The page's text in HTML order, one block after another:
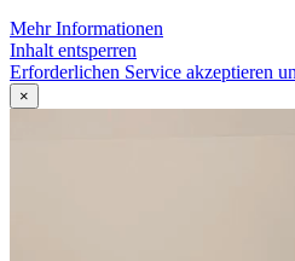
Mehr Informationen
Inhalt entsperren
Erforderlichen Service akzeptieren
×